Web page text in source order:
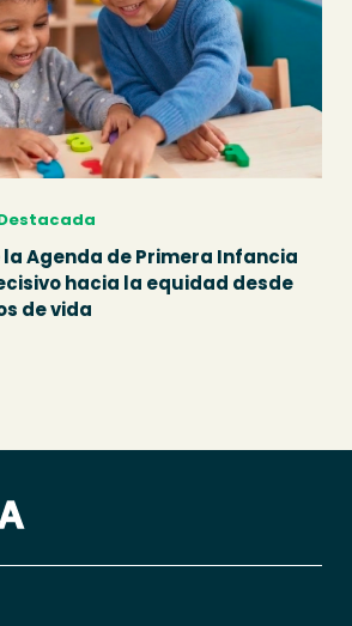
Agenda de Primera Infancia
hacia la equidad desde
de vida